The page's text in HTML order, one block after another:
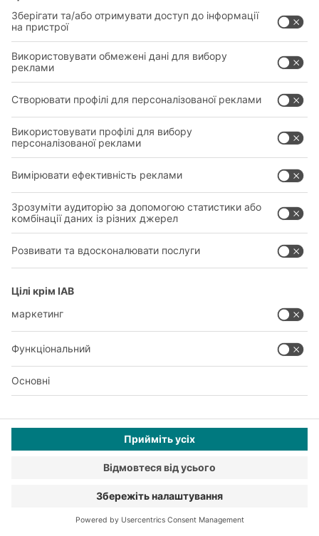
контейнерів з полиці, можна придбати як
комплектуючі.
Ми змогли переконати Вас?
Тоді будемо раді Вашому запиту:
+380 67 395 32 62
ВІДІСЛАТИ ЗАПИТ
РІШЕННЯ
ГАЛУЗІ
НОВІ ПРОДУКТИ
КОНСУЛЬТАЦІЇ ТА ПОСЛУГИ
ПОЛІТИКА КОНФІДЕНЦІЙНОСТІ
КОНТАКТИ ГОЛОВНОГО ОФІСУ